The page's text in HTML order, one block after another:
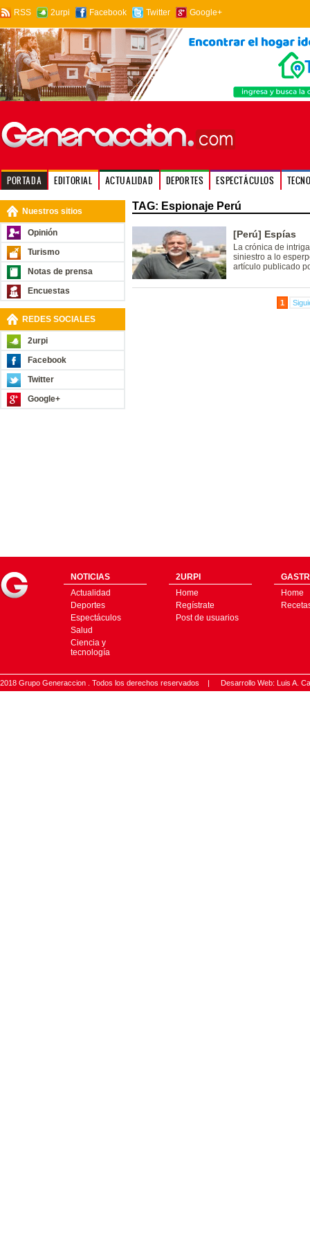
RSS 2urpi Facebook Twitter Google+
PORTADA EDITORIAL ACTUALIDAD DEPORTES ESPECTÁCULOS
Nuestros sitios
Opinión
Turismo
Notas de prensa
Encuestas
REDES SOCIALES
2urpi
Facebook
Twitter
Google+
TAG: Espionaje Perú
[Perú] Espías
La crónica de
siniestro a lo
artículo publicado
1
NOTICIAS
Actualidad
Deportes
Espectáculos
Salud
Ciencia y
tecnología
2URPI
Home
Regístrate
Post de usuarios
Home
2018 Grupo Generaccion . Todos los derechos reservados | Desarrollo Web: Luis